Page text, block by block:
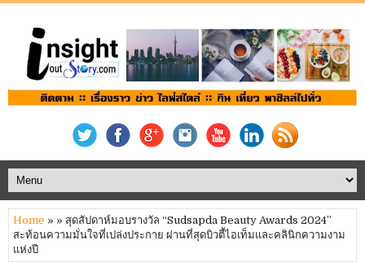
Home » » สุดสัปดาห์มอบรางวัล “Sudsapda Beauty Awards 2024”
สะท้อนความมั่นใจที่เปล่งประกาย ผ่านที่สุดบิวตี้ไอเท็มและคลินิกความงาม
แห่งปี